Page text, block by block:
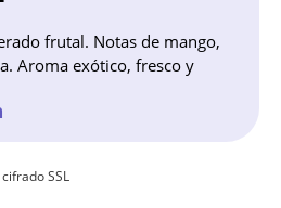
frutal. Notas de mango,
Aroma exótico, fresco y
SSL